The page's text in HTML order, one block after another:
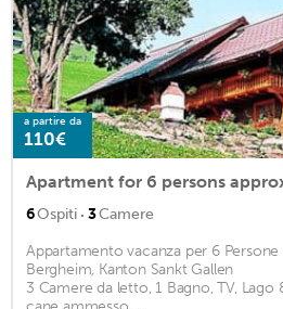
a partire da
110€
Apartment for 6 persons
6Ospiti · 3Camere
Appartamento vacanza per 6
Bergheim, Kanton Sankt Gallen
3 Camere da letto, 1 Bagno, TV,